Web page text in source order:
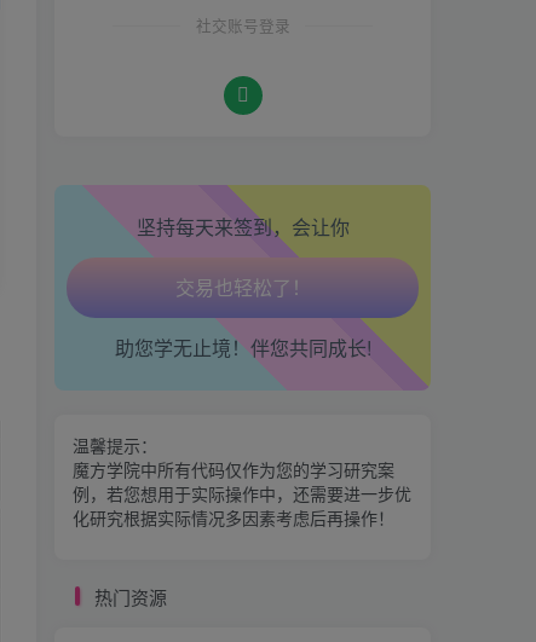
社交账号登录
期魔方会员权益对比，总有
一项适合您！
金手指分析系统，曾经市场
价39800
神奇九转指标
社交账号登录
坚持每天来签到，会让你
走路也有劲了！
腰也不酸了！
交易也轻松了！
助您学无止境！伴您共同成长!
温馨提示：
魔方学院中所有代码仅作为您的学习研究案
例，若您想用于实际操作中，还需要进一步优
化研究根据实际情况多因素考虑后再操作！
热门资源